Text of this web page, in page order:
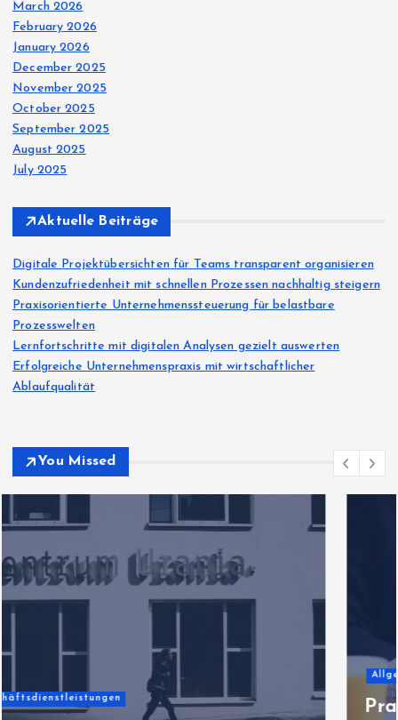
March 2026
February 2026
January 2026
December 2025
November 2025
October 2025
September 2025
August 2025
July 2025
Aktuelle Beiträge
Digitale Projektübersichten für Teams transparent organisieren
Kundenzufriedenheit mit schnellen Prozessen nachhaltig steigern
Praxisorientierte Unternehmenssteuerung für belastbare
Prozesswelten
Lernfortschritte mit digitalen Analysen gezielt auswerten
Erfolgreiche Unternehmenspraxis mit wirtschaftlicher
Ablaufqualität
You Missed
Praxisorientierte